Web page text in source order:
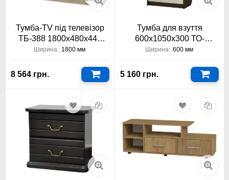
Тумба-TV під телевізор
ТБ-388 1800х480х440
Тіса Меблі
Ширина: 1800 мм
8 564 грн.
Тумба для взуття
600х1050х300 ТО-
АКМ-110 Тіса Меблі АКМ
Ширина: 600 мм
5 160 грн.